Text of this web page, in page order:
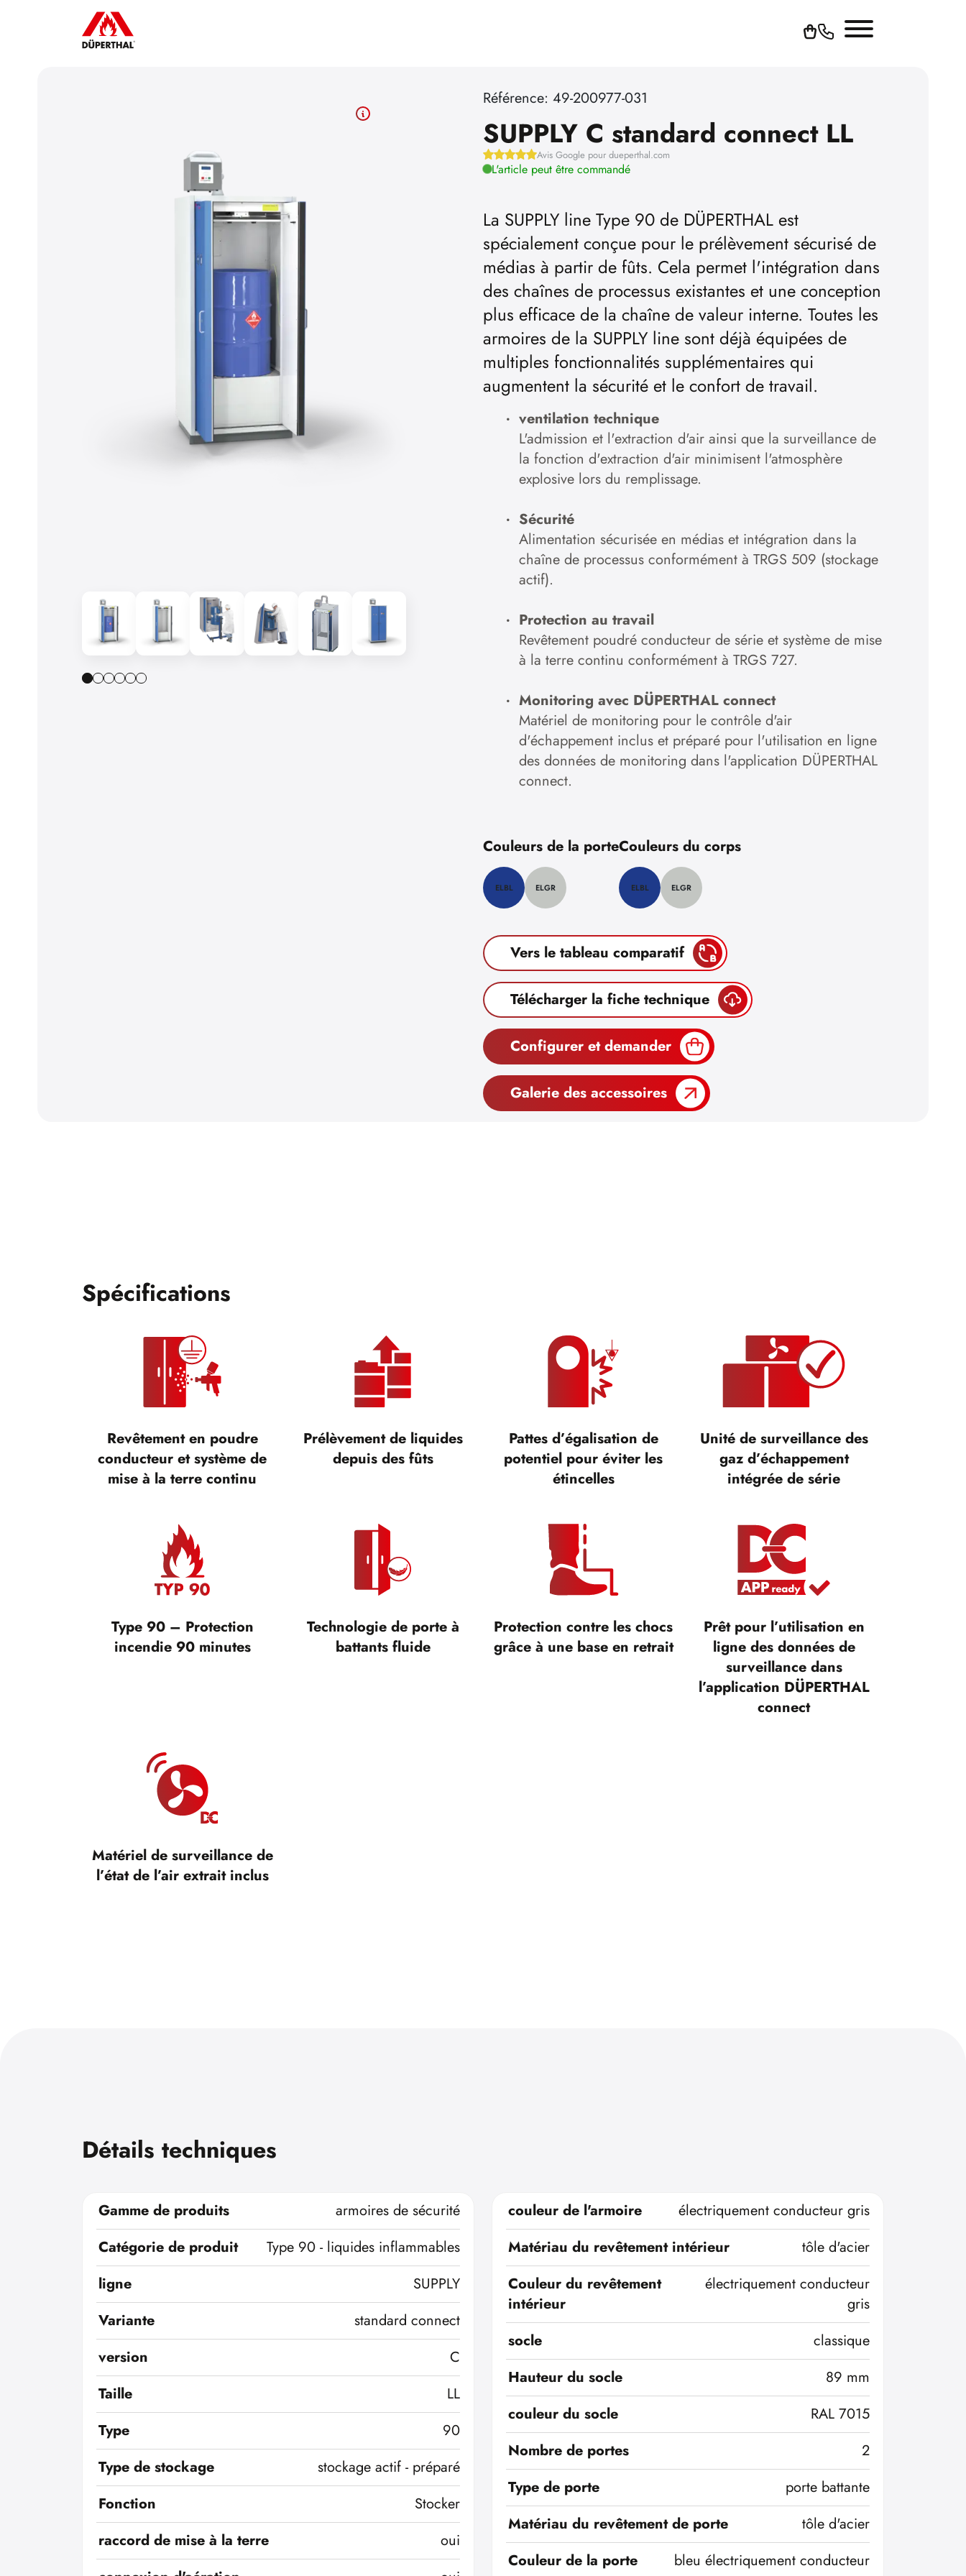
Référence: 49-200977-031
SUPPLY C standard connect LL
Avis Google pour dueperthal.com
L'article peut être commandé
La SUPPLY line Type 90 de DÜPERTHAL est
spécialement conçue pour le prélèvement sécurisé de
médias à partir de fûts. Cela permet l'intégration dans
des chaînes de processus existantes et une conception
plus efficace de la chaîne de valeur interne. Toutes les
armoires de la SUPPLY line sont déjà équipées de
multiples fonctionnalités supplémentaires qui
augmentent la sécurité et le confort de travail.
ventilation technique
L'admission et l'extraction d'air ainsi que la surveillance de
la fonction d'extraction d'air minimisent l'atmosphère
explosive lors du remplissage.
Sécurité
Alimentation sécurisée en médias et intégration dans la
chaîne de processus conformément à TRGS 509 (stockage
actif).
Protection au travail
Revêtement poudré conducteur de série et système de mise
à la terre continu conformément à TRGS 727.
Monitoring avec DÜPERTHAL connect
Matériel de monitoring pour le contrôle d'air
d'échappement inclus et préparé pour l'utilisation en ligne
des données de monitoring dans l'application DÜPERTHAL
connect.
Couleurs de la porte
ELBL ELGR
Couleurs du corps
ELBL ELGR
Vers le tableau comparatif
Télécharger la fiche technique
Configurer et demander
Galerie des accessoires
Spécifications
Revêtement en poudre
conducteur et système de
mise à la terre continu
Prélèvement de liquides
depuis des fûts
Pattes d’égalisation de
potentiel pour éviter les
étincelles
Unité de surveillance des
gaz d’échappement
intégrée de série
Type 90 – Protection
incendie 90 minutes
Technologie de porte à
battants fluide
Protection contre les chocs
grâce à une base en retrait
Prêt pour l’utilisation en
ligne des données de
surveillance dans
l’application DÜPERTHAL
connect
Matériel de surveillance de
l’état de l’air extrait inclus
Détails techniques
Gamme de produits
armoires de sécurité
Catégorie de produit
Type 90 - liquides inflammables
ligne
SUPPLY
Variante
standard connect
version
C
Taille
LL
Type
90
Type de stockage
stockage actif - préparé
Fonction
Stocker
raccord de mise à la terre
oui
couleur de l'armoire
électriquement conducteur gris
Matériau du revêtement intérieur
tôle d'acier
Couleur du revêtement
intérieur
électriquement conducteur
gris
socle
classique
Hauteur du socle
89 mm
couleur du socle
RAL 7015
Nombre de portes
2
Type de porte
porte battante
Matériau du revêtement de porte
tôle d'acier
Couleur de la porte
bleu électriquement conducteur